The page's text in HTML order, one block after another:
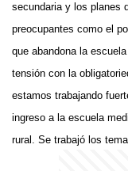
secundaria y los planes
preocupantes como el
que abandona la
tensión con la
estamos trabajando
ingreso a la escuela
rural. Se trabajó los